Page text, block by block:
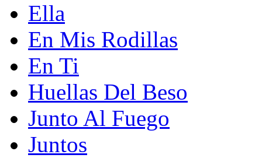
Ella
En Mis Rodillas
En Ti
Huellas Del Beso
Junto Al Fuego
Juntos